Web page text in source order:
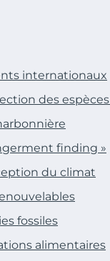
internationaux
des
finding »
du climat
fossiles
alimentaires